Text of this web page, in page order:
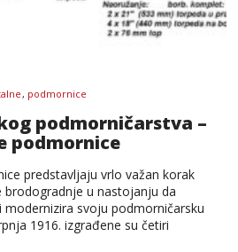
, podmornice
podmorničarstva –
podmornice
predstavljaju vrlo važan korak
u nastojanju da
svoju podmorničarsku
1916. izgrađene su četiri